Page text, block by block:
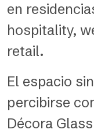
en
hospitality,
retail.
El espacio
percibirse
Décora